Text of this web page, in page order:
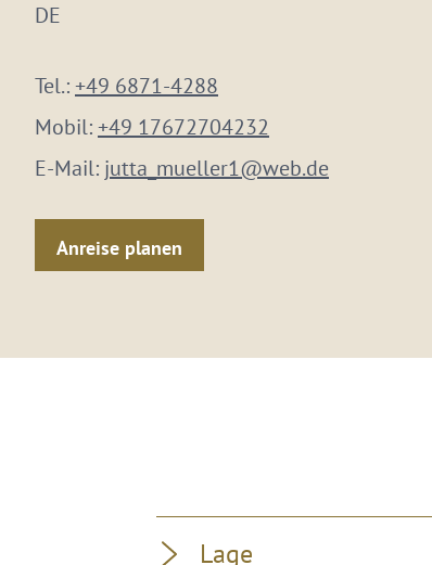
DE
Tel.:+49 6871-4288
Mobil:+49 17672704232
E-Mail: jutta_mueller1@web.de
Anreise planen
Lage